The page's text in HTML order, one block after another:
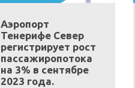
Аэропорт
Тенерифе Север
регистрирует рост
пассажиропотока
на 3% в сентябре
2023 года.